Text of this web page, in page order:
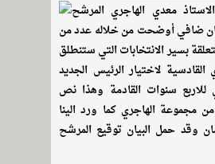
معدي الهاجري المرشح
ضافي أوضحت من خلاله عدد من
بسير الانتخابات التي ستنطلق
لاختيار الرئيس الجديد
للاربع سنوات القادمة وهذا نص
مجموعة الهاجري كما ورد الينا
وقد حمل البيان توقيع المرشح